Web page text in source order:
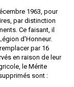
1963, pour
par distinction
Ce faisant, il
d'Honneur.
par 16
en raison de leur
le Mérite
sont :